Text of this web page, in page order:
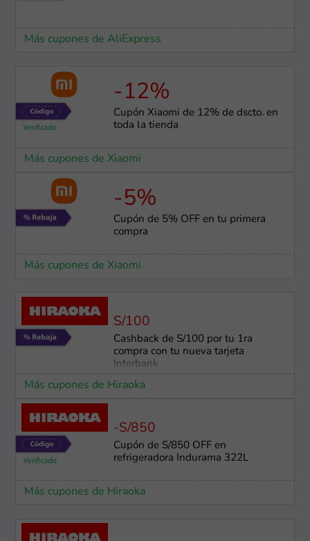
Más cupones de AliExpress
-12%
Cupón Xiaomi de 12% de dscto. en
toda la tienda
Más cupones de Xiaomi
-5%
Cupón de 5% OFF en tu primera
compra
Más cupones de Xiaomi
S/100
Cashback de S/100 por tu 1ra
compra con tu nueva tarjeta
Interbank
Más cupones de Hiraoka
-S/850
Cupón de S/850 OFF en
refrigeradora Indurama 322L
Más cupones de Hiraoka